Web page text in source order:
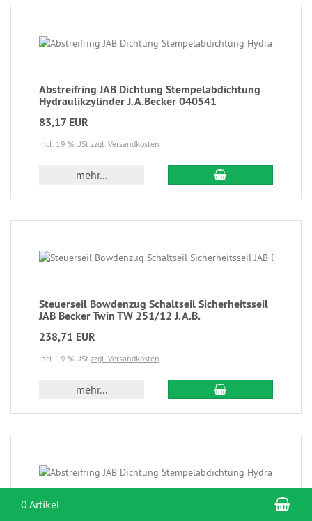
Abstreifring JAB Dichtung Stempelabdichtung
Hydraulikzylinder J.A.Becker 040541
83,17 EUR
incl. 19 % USt zzgl. Versandkosten
mehr...
Steuerseil Bowdenzug Schaltseil Sicherheitsseil
JAB Becker Twin TW 251/12 J.A.B.
238,71 EUR
incl. 19 % USt zzgl. Versandkosten
mehr...
0 Artikel